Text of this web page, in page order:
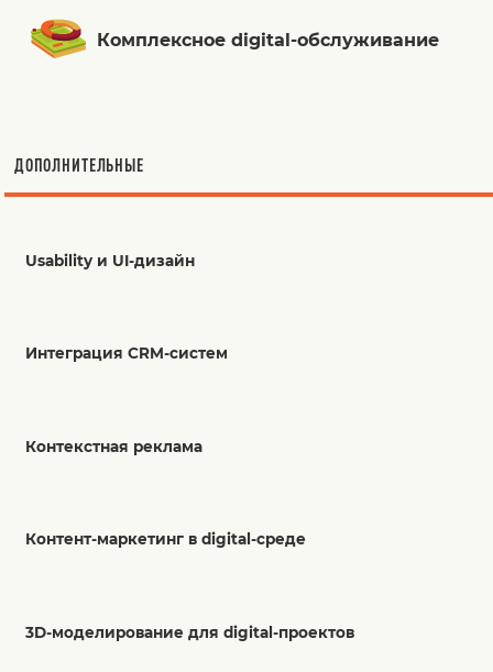
Комплексное digital-обслуживание
ДОПОЛНИТЕЛЬНЫЕ
Usability и UI-дизайн
Интеграция CRM-систем
Контекстная реклама
Контент-маркетинг в digital-среде
3D-моделирование для digital-проектов